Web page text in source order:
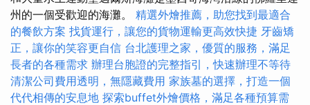
州的一個受歡迎的海灘。 精選外燴推薦，助您找到最適合
的餐飲方案 找貨運行，讓您的貨物運輸更高效快捷 牙齒矯
正，讓你的笑容更自信 台北護理之家，優質的服務，滿足
長者的各種需求 辦理台胞證的完整指引，快速辦理不等待
清潔公司費用透明，無隱藏費用 家族墓的選擇，打造一個
代代相傳的安息地 探索buffet外燴價格，滿足各種預算需